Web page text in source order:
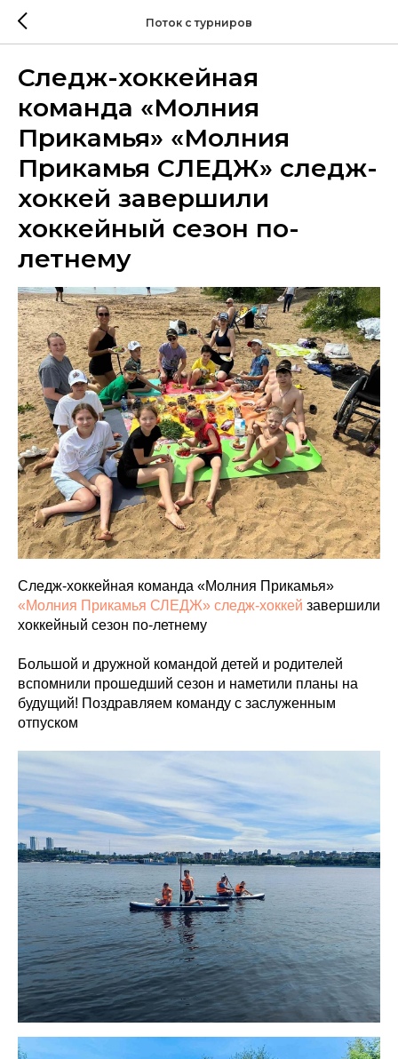
Поток с турниров
Следж-хоккейная
команда «Молния
Прикамья» «Молния
Прикамья СЛЕДЖ» следж-
хоккей завершили
хоккейный сезон по-
летнему
Следж-хоккейная команда «Молния Прикамья»
«Молния Прикамья СЛЕДЖ» следж-хоккей завершили
хоккейный сезон по-летнему
Большой и дружной командой детей и родителей
вспомнили прошедший сезон и наметили планы на
будущий! Поздравляем команду с заслуженным
отпуском